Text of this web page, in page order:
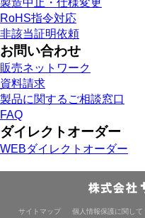
製造中止・仕様変更
RoHS指令対応
非該当証明依頼
お問い合わせ
販売ネットワーク
資料請求
製品に関するご相談窓口
FAQ
ダイレクトオーダー
WEBダイレクトオーダー
サイトマップ 個人情報保護に関して